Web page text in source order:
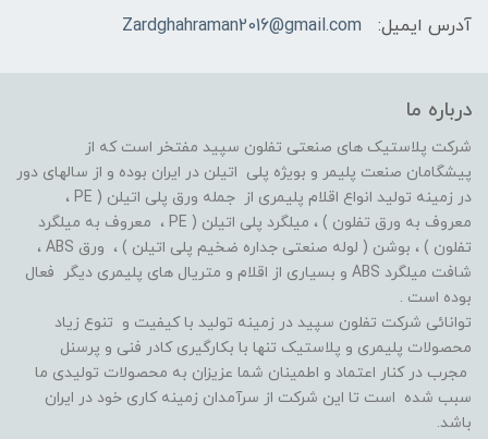
آدرس ایمیل:
Zardghahraman2016@gmail.com
درباره ما
شرکت پلاستیک های صنعتی تفلون سپید مفتخر است که از
پیشگامان صنعت پلیمر و بویژه پلی اتیلن در ایران بوده و از سالهای دور
در زمینه تولید انواع اقلام پلیمری از جمله ورق پلی اتیلن ( PE ،
معروف به ورق تفلون ) ، میلگرد پلی اتیلن ( PE ، معروف به میلگرد
تفلون ) ، بوشن ( لوله صنعتی جداره ضخیم پلی اتیلن ) ، ورق ABS ،
شافت میلگرد ABS و بسیاری از اقلام و متریال های پلیمری دیگر فعال
بوده است .
توانائی شرکت تفلون سپید در زمینه تولید با کیفیت و تنوع زیاد
محصولات پلیمری و پلاستیک تنها با بکارگیری کادر فنی و پرسنل
مجرب در کنار اعتماد و اطمینان شما عزیزان به محصولات تولیدی ما
سبب شده است تا این شرکت از سرآمدان زمینه کاری خود در ایران
باشد.